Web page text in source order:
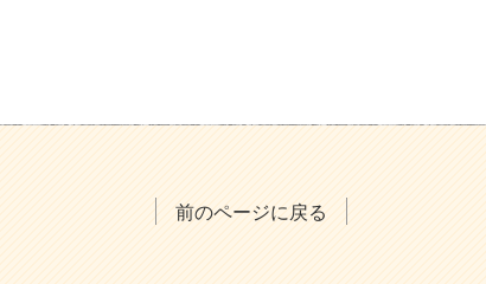
前のページに戻る